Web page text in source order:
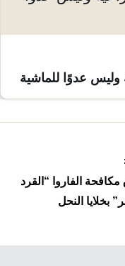
وليس عدوًا للماشية
الفاروا “القرد
بخلايا النحل